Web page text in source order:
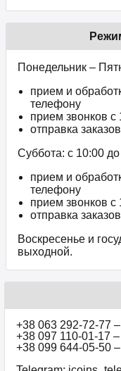
Понедельник –
прием и
телефону
прием звонков c
отправка
Суббота: с 10:00
прием и
телефону
прием звонков c
отправка
Воскресенье и
выходной.
+38 063 292-72-77 –
+38 097 110-01-17
+38 099 644-05-50